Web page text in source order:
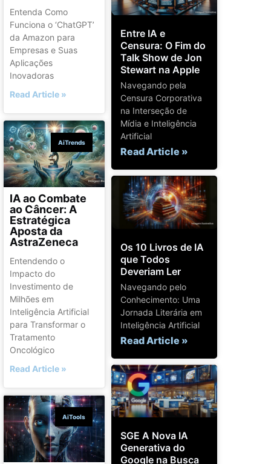
Entenda Como
Funciona o ‘ChatGPT’
da Amazon para
Empresas e Suas
Aplicações
Inovadoras
Read Article »
AiTrends
IA ao Combate
ao Câncer: A
Estratégica
Aposta da
AstraZeneca
Entendendo o
Impacto do
Investimento de
Milhões em
Inteligência Artificial
para Transformar o
Tratamento
Oncológico
Read Article »
AiTools
Entre IA e
Censura: O Fim do
Talk Show de Jon
Stewart na Apple
Navegando pela
Censura Corporativa
na Interseção de
Mídia e Inteligência
Artificial
Read Article »
Os 10 Livros de IA
que Todos
Deveriam Ler
Navegando pelo
Conhecimento: Uma
Jornada Literária em
Inteligência Artificial
Read Article »
SGE A Nova IA
Generativa do
Google na Busca